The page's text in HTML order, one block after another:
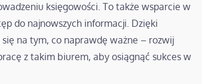
księgowości. To także wsparcie w
do najnowszych informacji. Dzięki
na tym, co naprawdę ważne – rozwij
z takim biurem, aby osiągnąć sukces w